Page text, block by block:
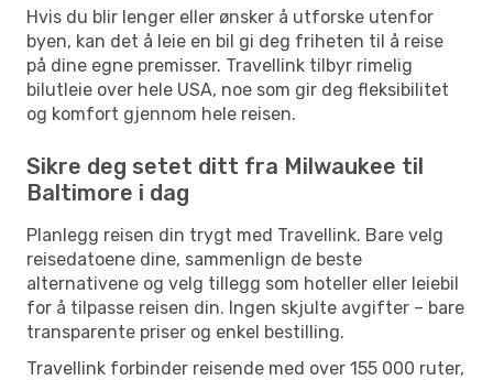
Hvis du blir lenger eller ønsker å utforske utenfor
byen, kan det å leie en bil gi deg friheten til å reise
på dine egne premisser. Travellink tilbyr rimelig
bilutleie over hele USA, noe som gir deg fleksibilitet
og komfort gjennom hele reisen.
Sikre deg setet ditt fra Milwaukee til
Baltimore i dag
Planlegg reisen din trygt med Travellink. Bare velg
reisedatoene dine, sammenlign de beste
alternativene og velg tillegg som hoteller eller leiebil
for å tilpasse reisen din. Ingen skjulte avgifter – bare
transparente priser og enkel bestilling.
Travellink forbinder reisende med over 155 000 ruter,